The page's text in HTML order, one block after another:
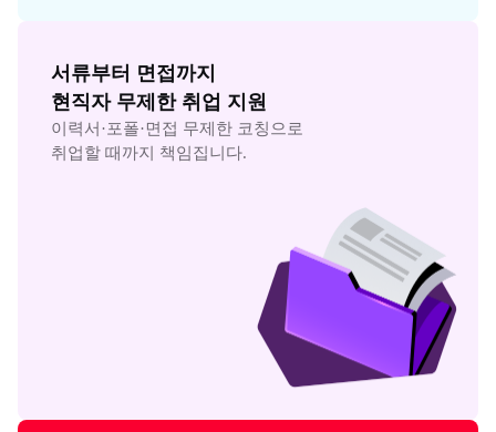
서류부터 면접까지
현직자 무제한 취업 지원
이력서·포폴·면접 무제한 코칭으로
취업할 때까지 책임집니다.